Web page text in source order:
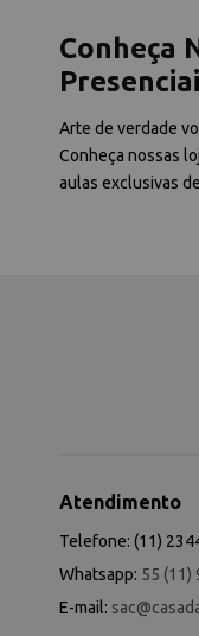
Conheça
Arte de verdade
Conheça nossas
aulas exclusivas
Atendimento
Telefone: (11)
Whatsapp: 55 (11)
E-mail: